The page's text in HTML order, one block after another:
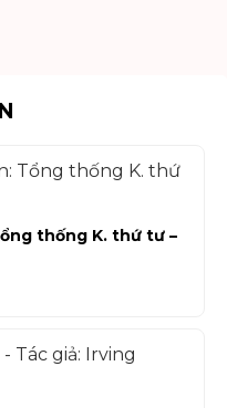
thống K. thứ tư –